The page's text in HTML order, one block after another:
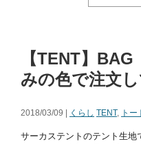
【TENT】
みの色で注文
2018/03/09 | くらし TENT, トー
サーカステントのテント生地